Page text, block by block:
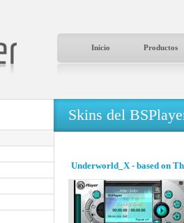
Inicio Productos
Skins del
Underworld_X - based on